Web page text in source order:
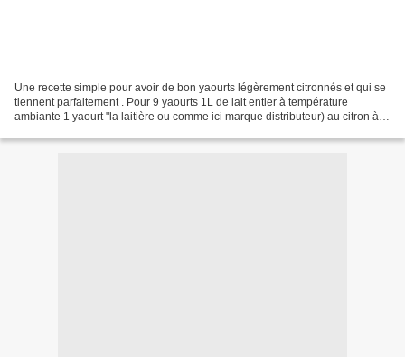
Une recette simple pour avoir de bon yaourts légèrement citronnés et qui se
tiennent parfaitement . Pour 9 yaourts 1L de lait entier à température
ambiante 1 yaourt "la laitière ou comme ici marque distributeur) au citron à